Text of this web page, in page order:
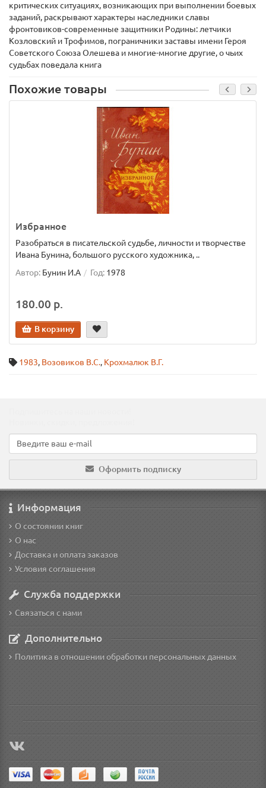
критических ситуациях, возникающих при выполнении боевых
заданий, раскрывают характеры наследники славы
фронтовиков-современные защитники Родины: летчики
Козловский и Трофимов, пограничники заставы имени Героя
Советского Союза Олешева и многие-многие другие, о чьих
судьбах поведала книга
Похожие товары
Избранное
Разобраться в писательской судьбе, личности и творчестве
Ивана Бунина, большого русского художника, ..
Автор: Бунин И.А Год: 1978
180.00 р.
В корзину
1983, Возовиков В.С., Крохмалюк В.Г.
Оформить подписку
Информация
О состоянии книг
О нас
Доставка и оплата заказов
Условия соглашения
Служба поддержки
Связаться с нами
Дополнительно
Политика в отношении обработки персональных данных